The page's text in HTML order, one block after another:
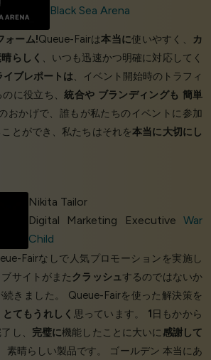
Black Sea Arena
ォーム!Queue-Fairは本当に使いやすく、
カ
らしく 、いつも迅速かつ明確に対応してく
イブレポートは、イベント開始時のトラフィ
のに役立ち、統合や ブランディングも 簡単
おかげで、誰もが私たちのイベントに参加
とができ、私たちはそれを本当に大切にし
Nikita Tailor
Digital Marketing Executive War
Child
Fairなしで人気プロモーションを実施し
サイトがまた クラッシュするのではないか
続きました。 Queue-Fairを使った解決策を
とてもうれしく 思っています。 1 日もかから
し、 完璧に機能したことに大いに感謝して
素晴らしい製品です。 ゴールデン 本当にあ